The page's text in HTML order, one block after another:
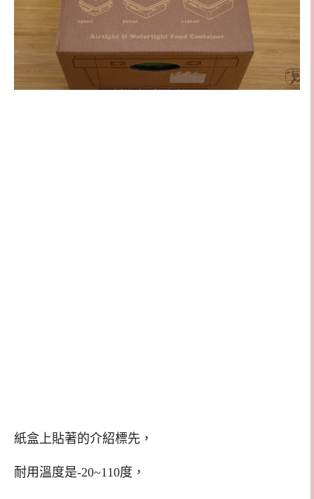
紙盒上貼著的介紹標先，
耐用溫度是-20~110度，